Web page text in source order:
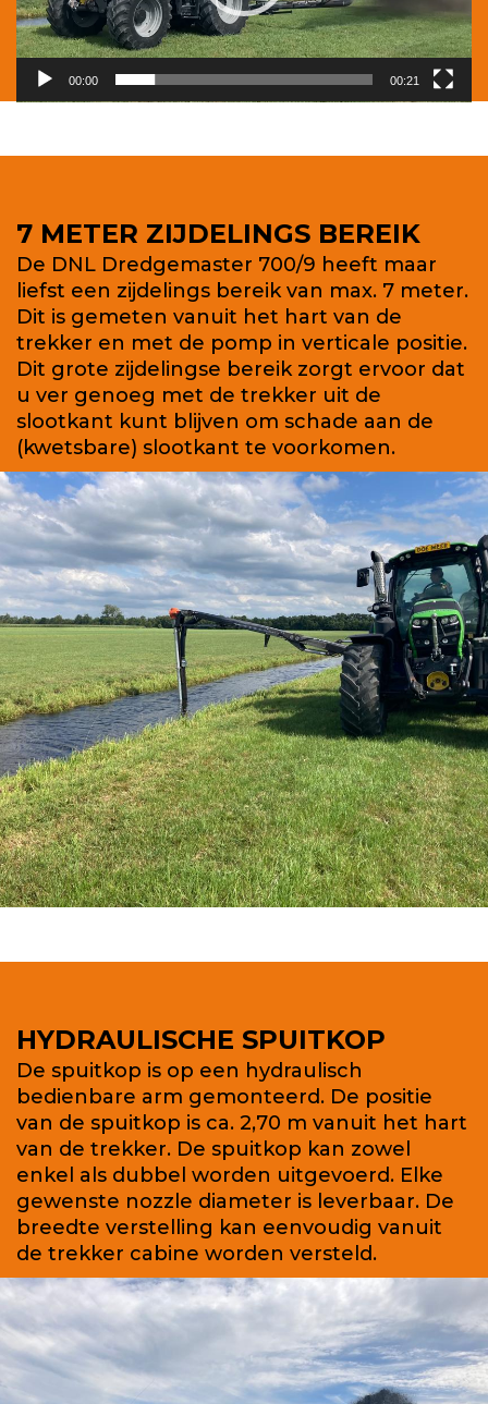
00:00 00:21
7 METER ZIJDELINGS BEREIK
De DNL Dredgemaster 700/9 heeft maar
liefst een zijdelings bereik van max. 7 meter.
Dit is gemeten vanuit het hart van de
trekker en met de pomp in verticale positie.
Dit grote zijdelingse bereik zorgt ervoor dat
u ver genoeg met de trekker uit de
slootkant kunt blijven om schade aan de
(kwetsbare) slootkant te voorkomen.
HYDRAULISCHE SPUITKOP
De spuitkop is op een hydraulisch
bedienbare arm gemonteerd. De positie
van de spuitkop is ca. 2,70 m vanuit het hart
van de trekker. De spuitkop kan zowel
enkel als dubbel worden uitgevoerd. Elke
gewenste nozzle diameter is leverbaar. De
breedte verstelling kan eenvoudig vanuit
de trekker cabine worden versteld.